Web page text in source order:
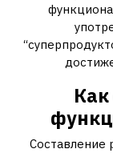
Составление